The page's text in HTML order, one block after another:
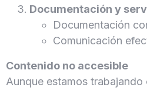
Documentación y
Documentación
Comunicación
Contenido no accesible
Aunque estamos